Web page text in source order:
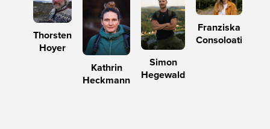
Thorsten
Hoyer
Kathrin
Heckmann
Simon
Hegewald
Franziska
Consoloati